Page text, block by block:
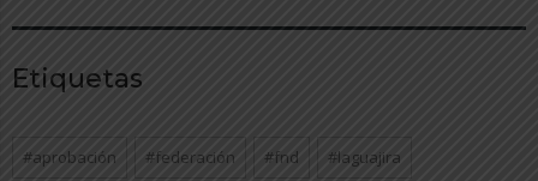
Etiquetas
#aprobación #federación #fnd #laguajira